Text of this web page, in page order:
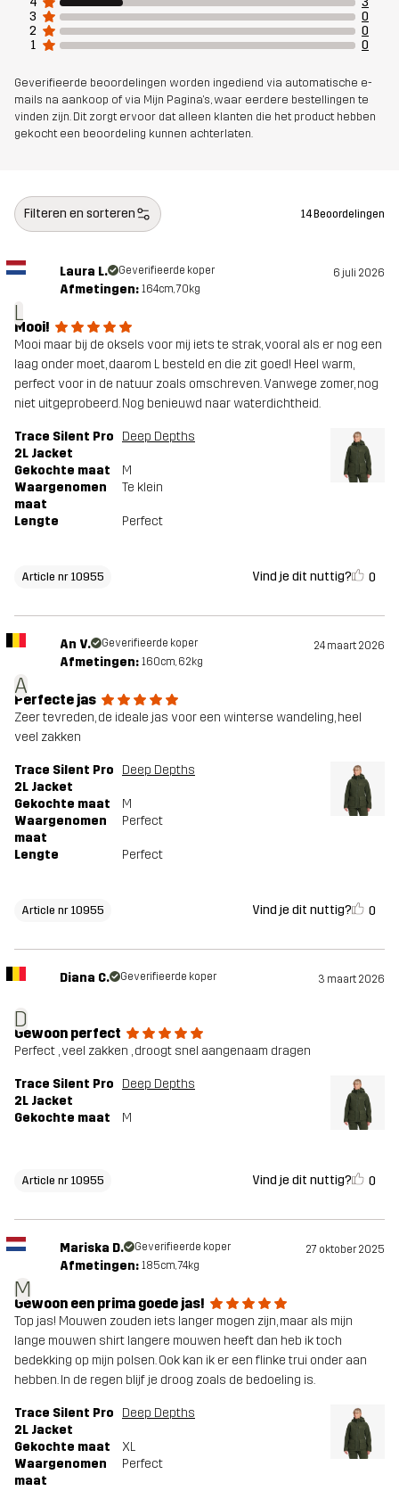
Duurzaamheid Details over gerecyclede materialen
lees hier
Ontworpen
voor
JACHT- EN NATUURFOTOGRAFIE WANDELEN
3
0
2
0
1
0
Geverifieerde beoordelingen worden ingediend via automatische e-
mails na aankoop of via Mijn Pagina's, waar eerdere bestellingen te
vinden zijn. Dit zorgt ervoor dat alleen klanten die het product hebben
gekocht een beoordeling kunnen achterlaten.
Filteren en sorteren 14 Beoordelingen
L
Laura L. Geverifieerde koper 6 juli 2026
Afmetingen: 164cm, 70kg
Mooi!
Mooi maar bij de oksels voor mij iets te strak, vooral als er nog een
laag onder moet, daarom L besteld en die zit goed! Heel warm,
perfect voor in de natuur zoals omschreven. Vanwege zomer, nog
niet uitgeprobeerd. Nog benieuwd naar waterdichtheid.
Trace Silent Pro
2L Jacket
Deep Depths
Gekochte maat
M
Waargenomen
maat
Te klein
Lengte Perfect
Article nr 10955 Vind je dit nuttig? 0
A
An V. Geverifieerde koper 24 maart 2026
Afmetingen: 160cm, 62kg
Perfecte jas
Zeer tevreden, de ideale jas voor een winterse wandeling, heel
veel zakken
Trace Silent Pro
2L Jacket
Deep Depths
Gekochte maat
M
Waargenomen
maat
Perfect
Lengte Perfect
Article nr 10955 Vind je dit nuttig? 0
D
Diana C. Geverifieerde koper 3 maart 2026
Gewoon perfect
Perfect , veel zakken , droogt snel aangenaam dragen
Trace Silent Pro
2L Jacket
Deep Depths
Gekochte maat M
Article nr 10955 Vind je dit nuttig? 0
M
Mariska D. Geverifieerde koper 27 oktober 2025
Afmetingen: 185cm, 74kg
Gewoon een prima goede jas!
Top jas! Mouwen zouden iets langer mogen zijn, maar als mijn
lange mouwen shirt langere mouwen heeft dan heb ik toch
bedekking op mijn polsen. Ook kan ik er een flinke trui onder aan
hebben. In de regen blijf je droog zoals de bedoeling is.
Trace Silent Pro
2L Jacket
Deep Depths
Gekochte maat
XL
Waargenomen
maat
Perfect